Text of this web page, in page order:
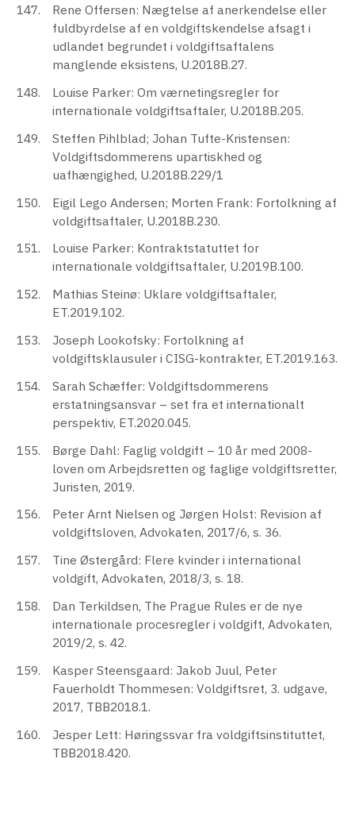
Rene Offersen: Nægtelse af anerkendelse eller
fuldbyrdelse af en voldgiftskendelse afsagt i
udlandet begrundet i voldgiftsaftalens
manglende eksistens, U.2018B.27.
Louise Parker: Om værnetingsregler for
internationale voldgiftsaftaler, U.2018B.205.
Steffen Pihlblad; Johan Tufte-Kristensen:
Voldgiftsdommerens upartiskhed og
uafhængighed, U.2018B.229/1
Eigil Lego Andersen; Morten Frank: Fortolkning af
voldgiftsaftaler, U.2018B.230.
Louise Parker: Kontraktstatuttet for
internationale voldgiftsaftaler, U.2019B.100.
Mathias Steinø: Uklare voldgiftsaftaler,
ET.2019.102.
Joseph Lookofsky: Fortolkning af
voldgiftsklausuler i CISG-kontrakter, ET.2019.163.
Sarah Schæffer: Voldgiftsdommerens
erstatningsansvar – set fra et internationalt
perspektiv, ET.2020.045.
Børge Dahl: Faglig voldgift – 10 år med 2008-
loven om Arbejdsretten og faglige voldgiftsretter,
Juristen, 2019.
Peter Arnt Nielsen og Jørgen Holst: Revision af
voldgiftsloven, Advokaten, 2017/6, s. 36.
Tine Østergård: Flere kvinder i international
voldgift, Advokaten, 2018/3, s. 18.
Dan Terkildsen, The Prague Rules er de nye
internationale procesregler i voldgift, Advokaten,
2019/2, s. 42.
Kasper Steensgaard: Jakob Juul, Peter
Fauerholdt Thommesen: Voldgiftsret, 3. udgave,
2017, TBB2018.1.
Jesper Lett: Høringssvar fra voldgiftsinstituttet,
TBB2018.420.